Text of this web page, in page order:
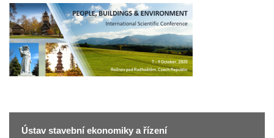
Ústav stavební ekonomiky a řízení